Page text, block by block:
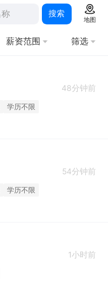
搜索
地图
薪资范围 筛选
48分钟前
学历不限
54分钟前
学历不限
1小时前